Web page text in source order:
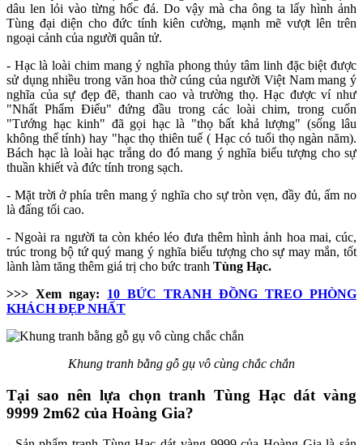
dâu len lỏi vào từng hốc đá. Do vậy mà cha ông ta lấy hình ảnh
Tùng đại diện cho đức tính kiên cường, mạnh mẽ vượt lên trên
ngoại cảnh của người quân tử.
- Hạc là loài chim mang ý nghĩa phong thủy tâm linh đặc biệt được
sử dụng nhiều trong văn hoa thờ cúng của người Việt Nam mang ý
nghĩa của sự đẹp đẽ, thanh cao và trường thọ. Hạc được ví như
"Nhất Phẩm Điểu" đứng đầu trong các loài chim, trong cuốn
"Tướng hạc kinh" đã gọi hạc là "thọ bất khả lượng" (sống lâu
không thể tính) hay "hạc thọ thiên tuế ( Hạc có tuổi thọ ngàn năm).
Bách hạc là loài hạc trắng do đó mang ý nghĩa biểu tượng cho sự
thuần khiết và đức tính trong sạch.
- Mặt trời ở phía trên mang ý nghĩa cho sự tròn vẹn, đầy đủ, ấm no
là đấng tối cao.
- Ngoài ra người ta còn khéo léo đưa thêm hình ảnh hoa mai, cúc,
trúc trong bộ tứ quý mang ý nghĩa biểu tượng cho sự may mắn, tốt
lành làm tăng thêm giá trị cho bức tranh Tùng Hạc.
>>> Xem ngay: 10 BỨC TRANH ĐỒNG TREO PHÒNG
KHÁCH ĐẸP NHẤT
Khung tranh bằng gỗ gụ vô cùng chắc chắn
Tại sao nên lựa chọn tranh Tùng Hạc dát vàng
9999 2m62 của Hoàng Gia?